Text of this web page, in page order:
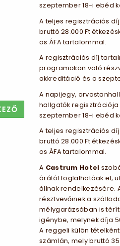
szeptember 18-i ebéd
A teljes regisztrációs
bruttó 28.000 Ft
os ÁFA tartalommal.
A regisztrációs díj
programokon való
akkreditáció és a
A napijegy,
hallgatók
szeptember 18-i ebéd
A teljes regisztrációs
bruttó 28.000 Ft
os ÁFA tartalommal.
A Castrum Hotel
órától foglalhatóak el,
állnak rendelkezésére.
résztvevőinek a
mélygarázsában is
igénybe, melynek díja
A reggeli külön
számlán, mely bruttó